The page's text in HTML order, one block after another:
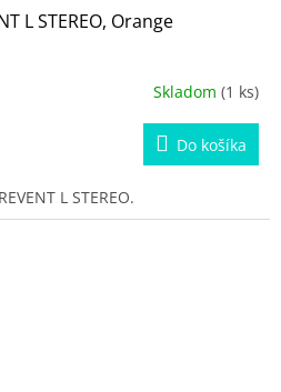
L STEREO, Orange
Skladom (1 ks)
Do košíka
L STEREO.